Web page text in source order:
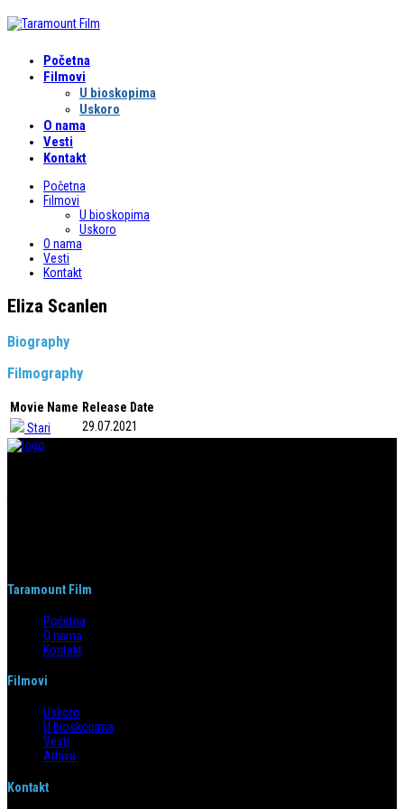
Početna
Filmovi
U bioskopima
Uskoro
O nama
Vesti
Kontakt
Početna
Filmovi
U bioskopima
Uskoro
O nama
Vesti
Kontakt
Eliza Scanlen
Biography
Filmography
Movie Name Release Date
Stari
29.07.2021
Taramount Film
Početna
O nama
Kontakt
Filmovi
Uskoro
U bioskopima
Vesti
Arhiva
Kontakt